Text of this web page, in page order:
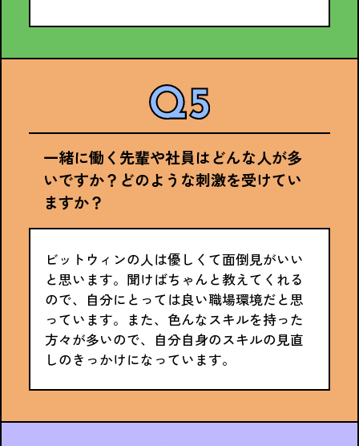
一緒に働く先輩や社員はどんな人が多
いですか？どのような刺激を受けてい
ますか？
ビットウィンの人は優しくて面倒見がいい
と思います。聞けばちゃんと教えてくれる
ので、自分にとっては良い職場環境だと思
っています。また、色んなスキルを持った
方々が多いので、自分自身のスキルの見直
しのきっかけになっています。